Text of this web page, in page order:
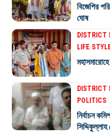
বিজেপির
ঘোষ
DISTRICT
LIFE
DISTRICT
POLITICS
নির্বাচন